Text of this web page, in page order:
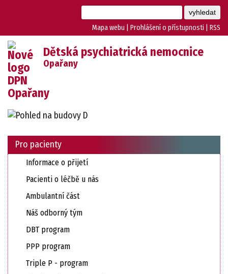
Mapa webu Prohlášení o přístupnosti RSS
Dětská psychiatrická nemocnice
Opařany
Pro pacienty
Informace o přijetí
Pacienti o léčbě u nás
Ambulantní část
Náš odborný tým
DBT program
PPP program
Triple P - program